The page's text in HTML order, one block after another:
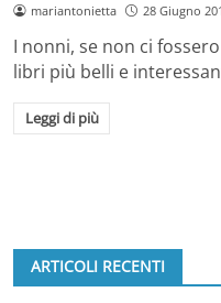
mariantonietta 28 Giugno
I nonni, se non ci
libri più belli e
Leggi di più
ARTICOLI RECENTI